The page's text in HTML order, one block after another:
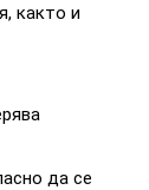
както и
да се